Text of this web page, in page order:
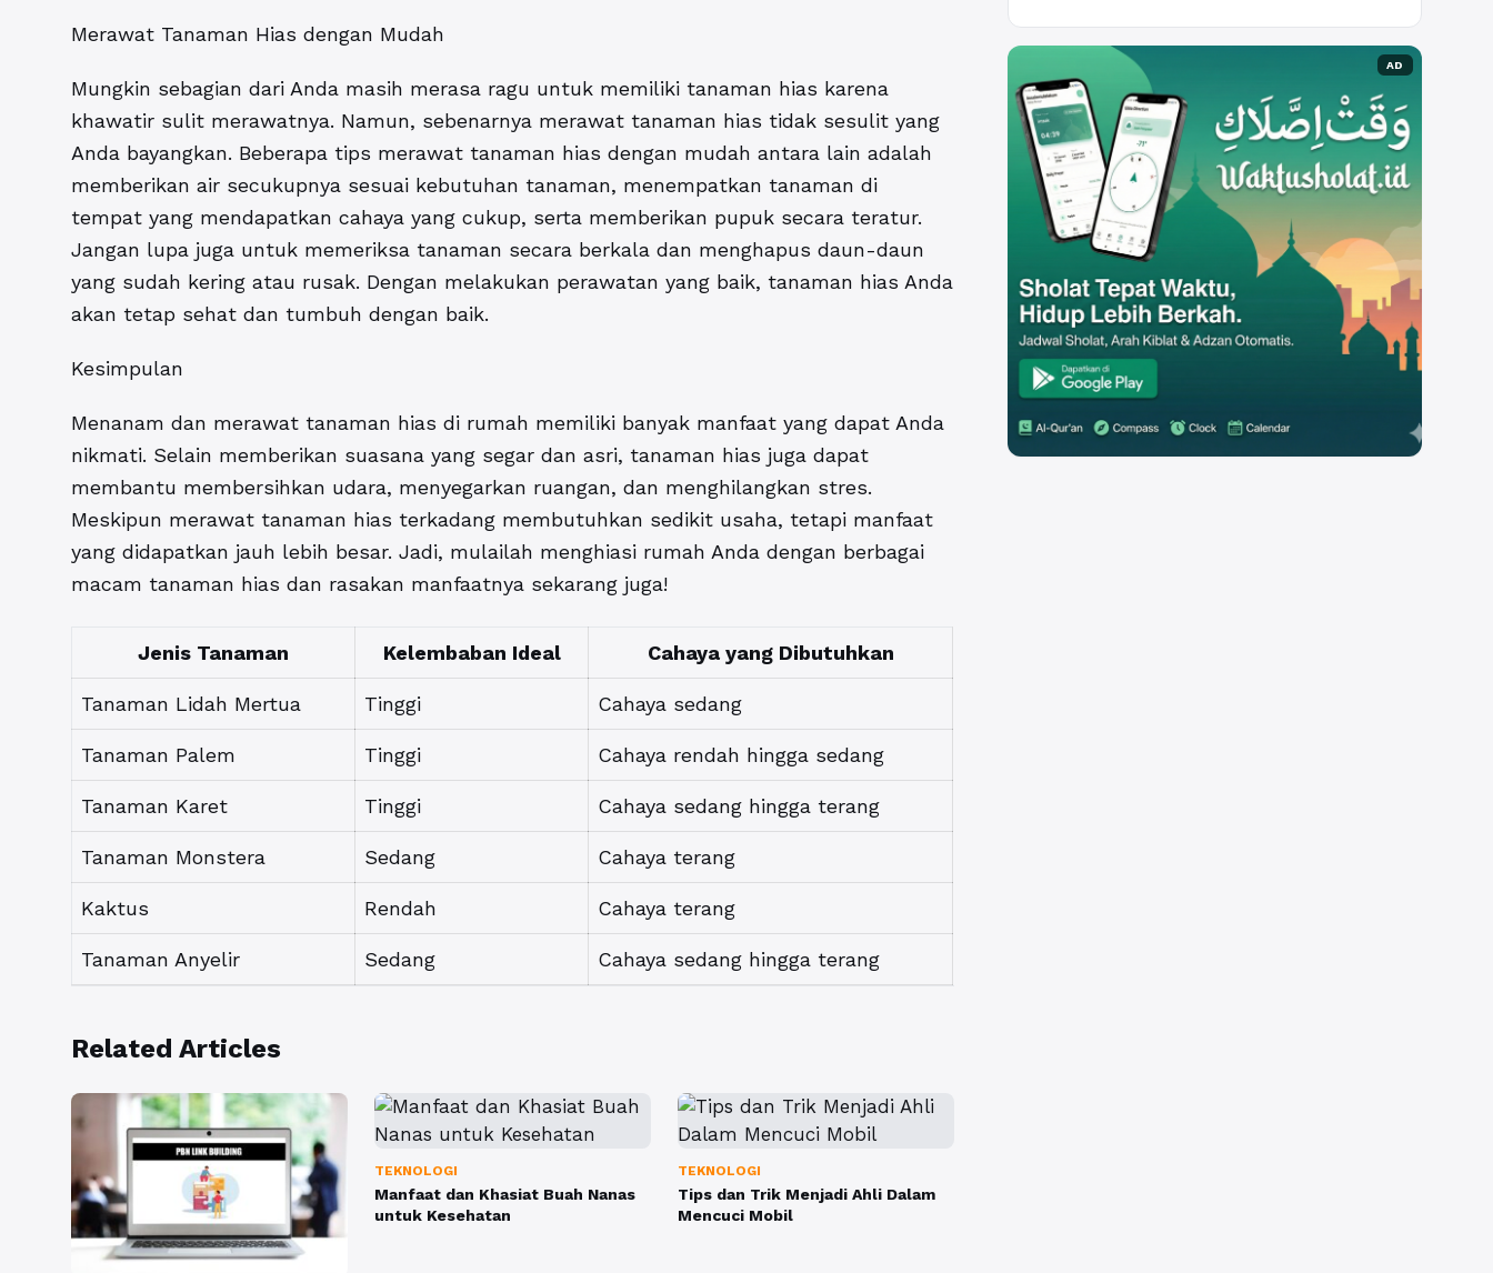
Merawat Tanaman Hias dengan Mudah
Mungkin sebagian dari Anda masih merasa ragu untuk memiliki tanaman hias karena
khawatir sulit merawatnya. Namun, sebenarnya merawat tanaman hias tidak sesulit yang
Anda bayangkan. Beberapa tips merawat tanaman hias dengan mudah antara lain adalah
memberikan air secukupnya sesuai kebutuhan tanaman, menempatkan tanaman di
tempat yang mendapatkan cahaya yang cukup, serta memberikan pupuk secara teratur.
Jangan lupa juga untuk memeriksa tanaman secara berkala dan menghapus daun-daun
yang sudah kering atau rusak. Dengan melakukan perawatan yang baik, tanaman hias Anda
akan tetap sehat dan tumbuh dengan baik.
Kesimpulan
Menanam dan merawat tanaman hias di rumah memiliki banyak manfaat yang dapat Anda
nikmati. Selain memberikan suasana yang segar dan asri, tanaman hias juga dapat
membantu membersihkan udara, menyegarkan ruangan, dan menghilangkan stres.
Meskipun merawat tanaman hias terkadang membutuhkan sedikit usaha, tetapi manfaat
yang didapatkan jauh lebih besar. Jadi, mulailah menghiasi rumah Anda dengan berbagai
macam tanaman hias dan rasakan manfaatnya sekarang juga!
Jenis Tanaman Kelembaban Ideal Cahaya yang Dibutuhkan
Tanaman Lidah Mertua Tinggi Cahaya sedang
Tanaman Palem Tinggi Cahaya rendah hingga sedang
Tanaman Karet Tinggi Cahaya sedang hingga terang
Tanaman Monstera Sedang Cahaya terang
Kaktus Rendah Cahaya terang
Tanaman Anyelir Sedang Cahaya sedang hingga terang
Related Articles
TEKNOLOGI
Manfaat dan Khasiat Buah Nanas
untuk Kesehatan
TEKNOLOGI
Tips dan Trik Menjadi Ahli Dalam
Mencuci Mobil
AD